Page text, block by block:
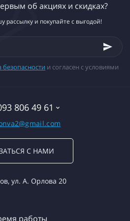
об акциях и скидках?
и покупайте с выгодой!
безопасности и согласен с условиями
806 49 61
С НАМИ
ул. А. Орлова 20
работы